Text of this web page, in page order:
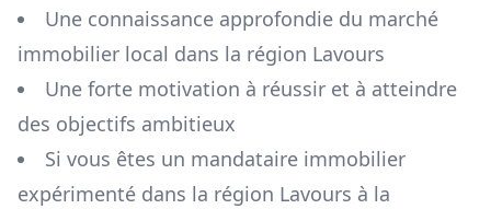
Une connaissance approfondie du marché
immobilier local dans la région Lavours
Une forte motivation à réussir et à atteindre
des objectifs ambitieux
Si vous êtes un mandataire immobilier
expérimenté dans la région Lavours à la